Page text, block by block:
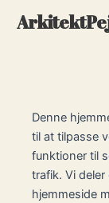
Denne
til at tilpasse
funktioner til
trafik. Vi
hjemmeside